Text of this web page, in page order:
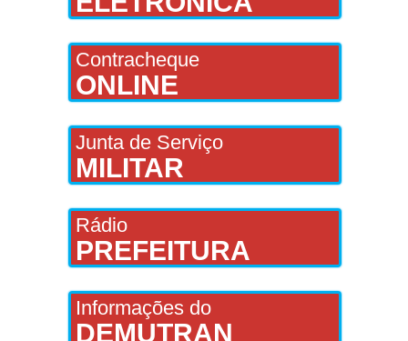
Contracheque
ONLINE
Junta de Serviço
MILITAR
Rádio
PREFEITURA
Informações do
DEMUTRAN